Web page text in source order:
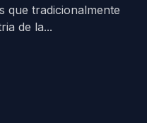
que tradicionalmente
de la...